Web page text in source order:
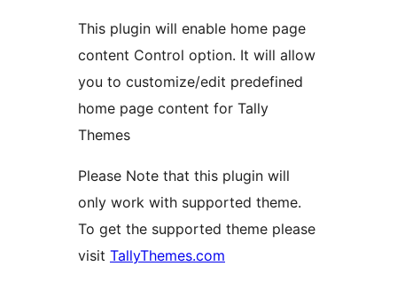
This plugin will enable home page
content Control option. It will allow
you to customize/edit predefined
home page content for Tally
Themes
Please Note that this plugin will
only work with supported theme.
To get the supported theme please
visit TallyThemes.com